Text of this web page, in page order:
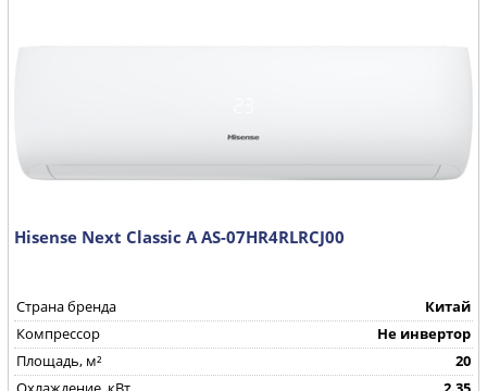
Hisense Next Classic A AS-07HR4RLRCJ00
Страна бренда
Китай
Компрессор
Не инвертор
Площадь, м²
20